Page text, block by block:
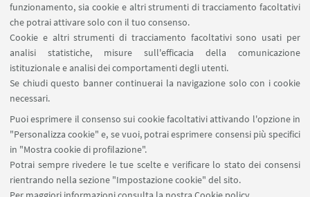
funzionamento, sia cookie e altri strumenti di tracciamento facoltativi
che potrai attivare solo con il tuo consenso.
Cookie e altri strumenti di tracciamento facoltativi sono usati per
analisi statistiche, misure sull'efficacia della comunicazione
istituzionale e analisi dei comportamenti degli utenti.
Se chiudi questo banner continuerai la navigazione solo con i cookie
necessari.
Puoi esprimere il consenso sui cookie facoltativi attivando l'opzione in
"Personalizza cookie" e, se vuoi, potrai esprimere consensi più specifici
in "Mostra cookie di profilazione".
Potrai sempre rivedere le tue scelte e verificare lo stato dei consensi
rientrando nella sezione "Impostazione cookie" del sito.
IN EVIDENZA
Locandina[ .pdf 425Kb ]
Palazzo Hercolani, Strada Maggiore 45 - 40125
Bologna
cirvis.info@unibo.it